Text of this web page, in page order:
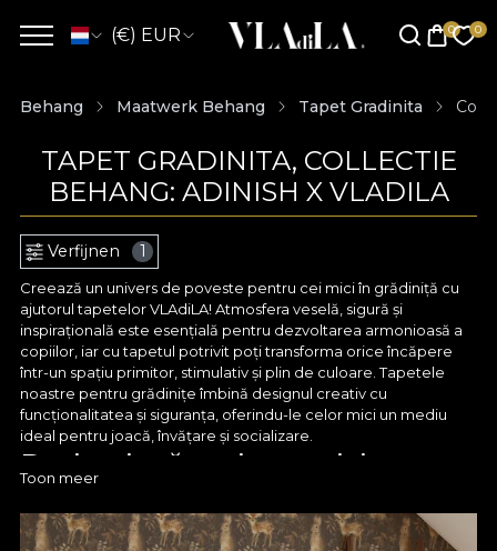
(€) EUR
Behang Maatwerk Behang Tapet Gradinita
TAPET GRADINITA, COLLECTIE
BEHANG: ADINISH X VLADILA
Verfijnen 1
Creează un univers de poveste pentru cei mici în grădiniță cu
ajutorul tapetelor VLAdiLA! Atmosfera veselă, sigură și
inspirațională este esențială pentru dezvoltarea armonioasă a
copiilor, iar cu tapetul potrivit poți transforma orice încăpere
într-un spațiu primitor, stimulativ și plin de culoare. Tapetele
noastre pentru grădinițe îmbină designul creativ cu
funcționalitatea și siguranța, oferindu-le celor mici un mediu
ideal pentru joacă, învățare și socializare.
Design jucăuș și tematici
Tapetele pentru grădinițe propuse de VLAdiLA sunt gândite
Toon meer